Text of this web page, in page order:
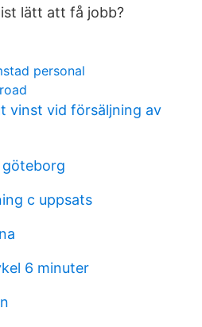
lätt att få jobb?
personal
vinst vid försäljning av
c uppsats
6 minuter